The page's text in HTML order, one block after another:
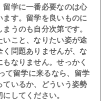
学に一番必要なのは心
す。留学を良いものに
うのも自分次第です。
こと、なりたい姿が途
問題ありませんが、な
なりません。せっかく
て留学に来るなら、留学
いるか、どういう姿勢
してください。